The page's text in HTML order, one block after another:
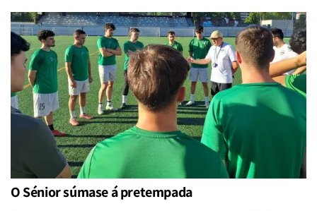
O Sénior súmase á pretempada